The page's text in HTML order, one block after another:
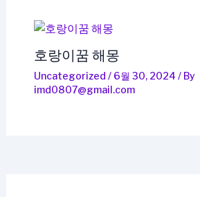
호랑이꿈 해몽
Uncategorized / 6월 30, 2024 / By
imd0807@gmail.com